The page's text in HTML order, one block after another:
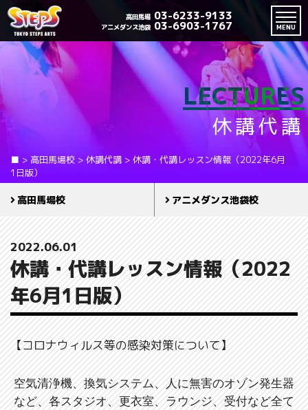
高田馬場 03-6233-9133
アニメダンス池袋 03-6903-1767 MENU
LECTURES
休講代講
■ > 高田馬場校 > 休講代講 > 休講・代講レッスン情報（2022年6月
1日版）
高田馬場校 アニメダンス池袋校
2022.06.01
休講・代講レッスン情報（2022
年6月1日版）
【コロナウィルス等の感染対策について】
空気清浄機、換気システム、人に無害のオゾン発生器
など、各スタジオ、更衣室、ラウンジ、受付など全て